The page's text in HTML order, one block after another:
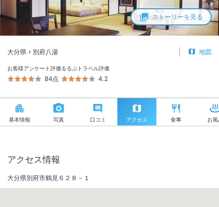
ストーリーを見る
大分県 別府八湯 地図
お客様アンケート評価
84点
るるぶトラベル評価
4.2
基本情報 写真 口コミ アクセス 食事 お
アクセス情報
大分県別府市鶴見６２８－１